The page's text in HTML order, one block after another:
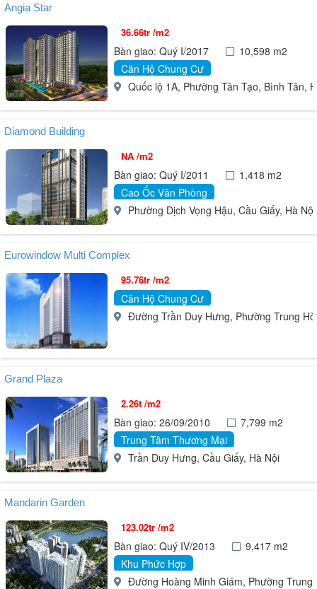
Angia Star
36.66tr /m2
Bàn giao: Quý I/2017
10,598 m2
Căn Hộ Chung Cư
Quốc lộ 1A, Phường Tân Tạo, Bình Tân,
Diamond Building
NA /m2
Bàn giao: Quý I/2011
1,418 m2
Cao Ốc Văn Phòng
Phường Dịch Vọng Hậu, Cầu Giấy, Hà Nội
Eurowindow Multi Complex
95.76tr /m2
Căn Hộ Chung Cư
Đường Trần Duy Hưng, Phường Trung
Grand Plaza
2.26t /m2
Bàn giao: 26/09/2010
7,799 m2
Trung Tâm Thương Mại
Trần Duy Hưng, Cầu Giấy, Hà Nội
Mandarin Garden
123.02tr /m2
Bàn giao: Quý IV/2013
9,417 m2
Khu Phức Hợp
Đường Hoàng Minh Giám, Phường Trung